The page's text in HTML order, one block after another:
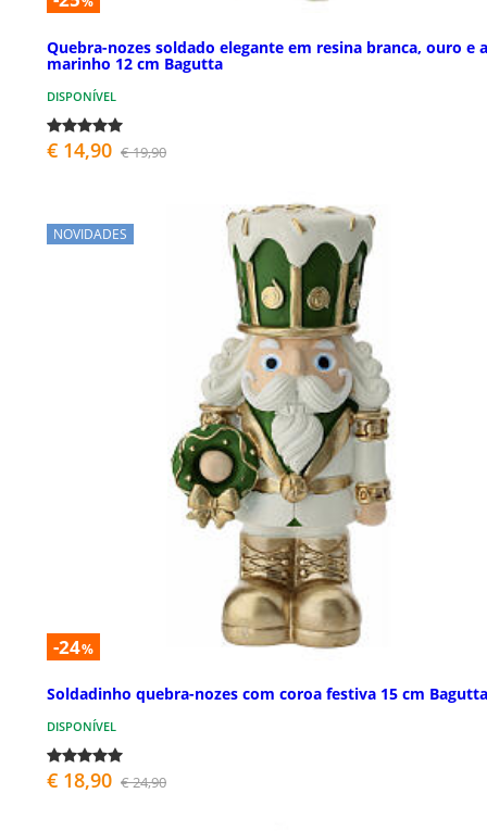
Quebra-nozes soldado elegante em resina branca, ouro e
marinho 12 cm Bagutta
DISPONÍVEL
€ 14,90 € 19,90
NOVIDADES
-24%
Soldadinho quebra-nozes com coroa festiva 15 cm Bagutta
DISPONÍVEL
€ 18,90 € 24,90